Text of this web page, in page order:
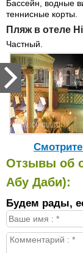
Бассейн, водные
теннисные корты.
Пляж в отеле
Частный.
Отзывы об
Абу Даби):
Будем рады,